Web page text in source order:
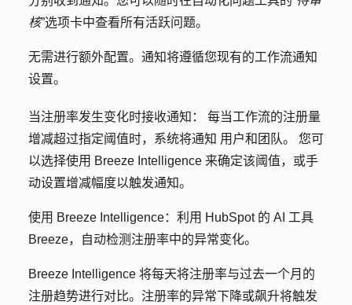
核”选项卡中查看所有活跃问题。
无需进行额外配置。通知将遵循您现有的工作流通知
设置。
当注册率发生变化时接收通知： 每当工作流的注册量
增减超过指定阈值时，系统将通知 用户和团队。 您可
以选择使用 Breeze Intelligence 来确定该阈值，或手
动设置增减幅度以触发通知。
使用 Breeze Intelligence： 利用 HubSpot 的 AI 工具
Breeze，自动检测注册率中的异常变化。
Breeze Intelligence 将每天将注册率与过去一个月的
注册趋势进行对比。注册率的异常下降或飙升将触发